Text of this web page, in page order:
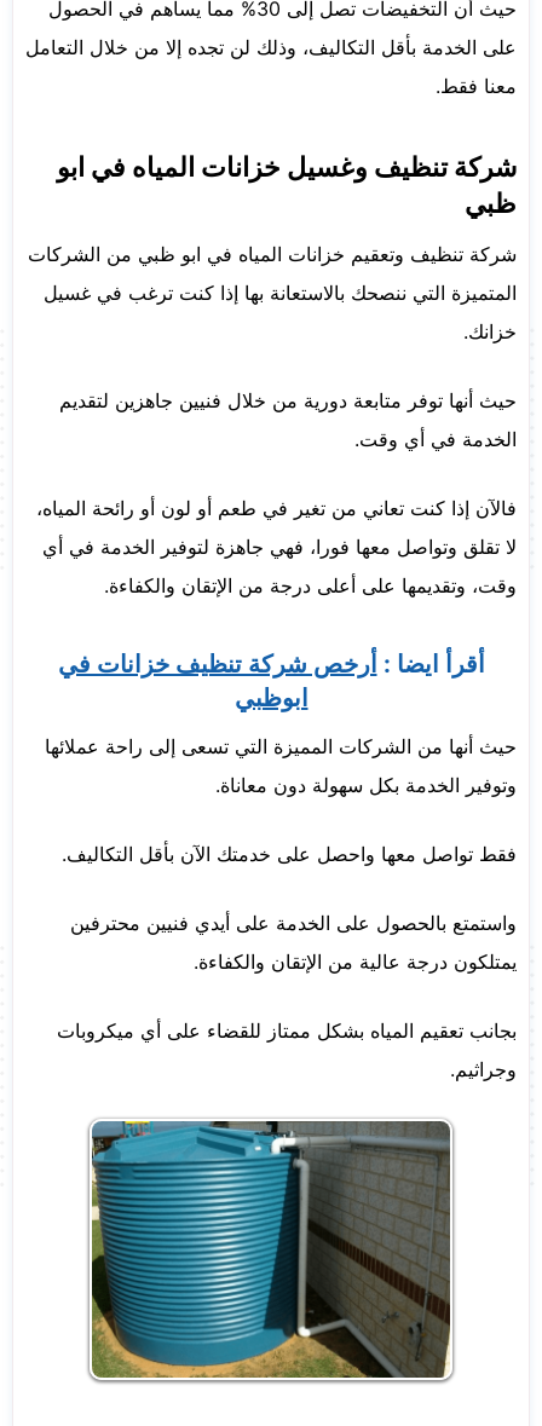
حيث أن التخفيضات تصل إلى 30% مما يساهم في الحصول
على الخدمة بأقل التكاليف، وذلك لن تجده إلا من خلال التعامل
معنا فقط.
شركة تنظيف وغسيل خزانات المياه في ابو
ظبي
شركة تنظيف وتعقيم خزانات المياه في ابو ظبي من الشركات
المتميزة التي ننصحك بالاستعانة بها إذا كنت ترغب في غسيل
خزانك.
حيث أنها توفر متابعة دورية من خلال فنيين جاهزين لتقديم
الخدمة في أي وقت.
فالآن إذا كنت تعاني من تغير في طعم أو لون أو رائحة المياه،
لا تقلق وتواصل معها فورا، فهي جاهزة لتوفير الخدمة في أي
وقت، وتقديمها على أعلى درجة من الإتقان والكفاءة.
أقرأ ايضا : أرخص شركة تنظيف خزانات في
ابوظبي
حيث أنها من الشركات المميزة التي تسعى إلى راحة عملائها
وتوفير الخدمة بكل سهولة دون معاناة.
فقط تواصل معها واحصل على خدمتك الآن بأقل التكاليف.
واستمتع بالحصول على الخدمة على أيدي فنيين محترفين
يمتلكون درجة عالية من الإتقان والكفاءة.
بجانب تعقيم المياه بشكل ممتاز للقضاء على أي ميكروبات
وجراثيم.